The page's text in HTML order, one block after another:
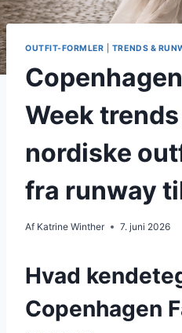
OUTFIT-FORMLER TRENDS &
Week
nordiske
fra runway
Af Katrine Winther 7. juni 2026
Hvad
Copenhagen